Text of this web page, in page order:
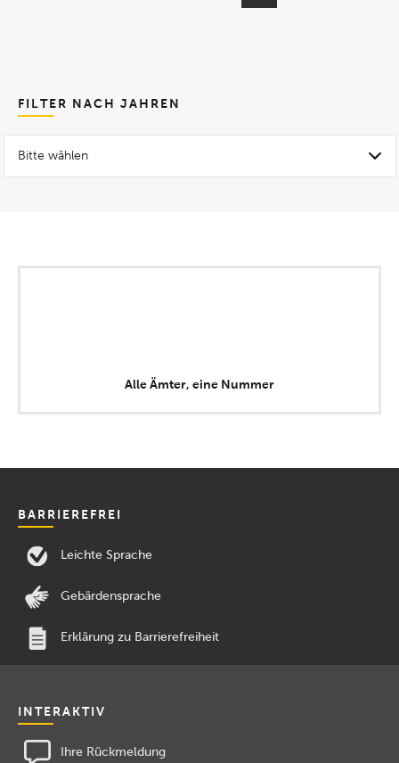
FILTER NACH JAHREN
Bitte wählen
Alle Ämter, eine Nummer
BARRIEREFREI
Leichte Sprache
Gebärdensprache
Erklärung zu Barrierefreiheit
INTERAKTIV
Ihre Rückmeldung